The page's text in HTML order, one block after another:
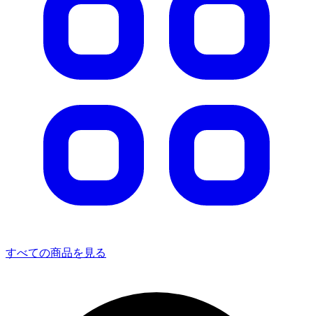
すべての商品を見る